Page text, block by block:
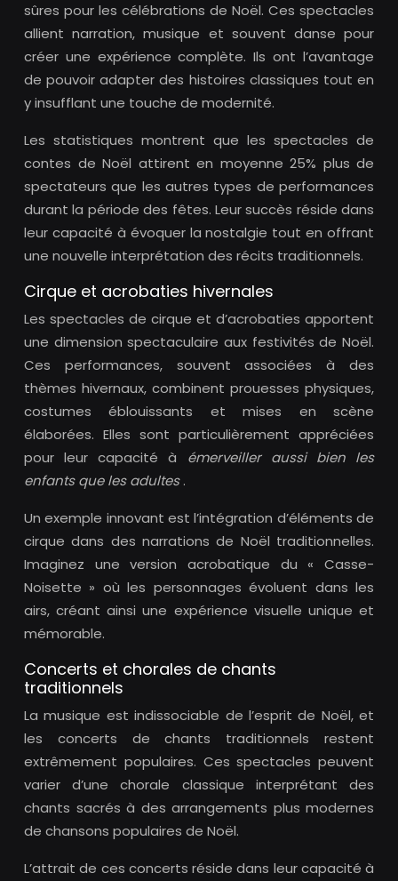
sûres pour les célébrations de Noël. Ces spectacles
allient narration, musique et souvent danse pour
créer une expérience complète. Ils ont l’avantage
de pouvoir adapter des histoires classiques tout en
y insufflant une touche de modernité.
Les statistiques montrent que les spectacles de
contes de Noël attirent en moyenne 25% plus de
spectateurs que les autres types de performances
durant la période des fêtes. Leur succès réside dans
leur capacité à évoquer la nostalgie tout en offrant
une nouvelle interprétation des récits traditionnels.
Cirque et acrobaties hivernales
Les spectacles de cirque et d’acrobaties apportent
une dimension spectaculaire aux festivités de Noël.
Ces performances, souvent associées à des
thèmes hivernaux, combinent prouesses physiques,
costumes éblouissants et mises en scène
élaborées. Elles sont particulièrement appréciées
pour leur capacité à émerveiller aussi bien les
enfants que les adultes.
Un exemple innovant est l’intégration d’éléments de
cirque dans des narrations de Noël traditionnelles.
Imaginez une version acrobatique du « Casse-
Noisette » où les personnages évoluent dans les
airs, créant ainsi une expérience visuelle unique et
mémorable.
Concerts et chorales de chants
traditionnels
La musique est indissociable de l’esprit de Noël, et
les concerts de chants traditionnels restent
extrêmement populaires. Ces spectacles peuvent
varier d’une chorale classique interprétant des
chants sacrés à des arrangements plus modernes
de chansons populaires de Noël.
L’attrait de ces concerts réside dans leur capacité à